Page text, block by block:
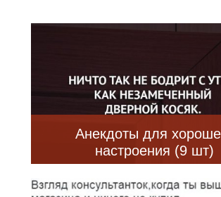
Анекдоты для
настроения (9 шт)